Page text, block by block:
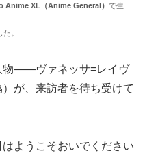
Anime XL（Anime General） で生
。
物――ヴァネッサ=レイヴ
が、来訪者を待ち受けて
はようこそおいでください